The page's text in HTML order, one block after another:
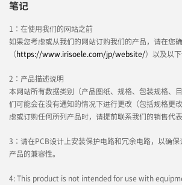
笔记
1：在使用我们的网站之前
如果您考虑或从我们的网站订购我们的产品，请在您
（https://www.irisoele.com/jp/website/）以及以
2：产品描述说明
本网站所有数据类别（产品图纸、规格、包装规格、
们可能会在没有通知的情况下进行更改（包括规格更
虑或订购任何所列产品时，请提前联系我们的销售代
3：请在PCB设计上安装保护电路和冗余电路，以确
产品的兼容性。
4: This product is not intended for use with